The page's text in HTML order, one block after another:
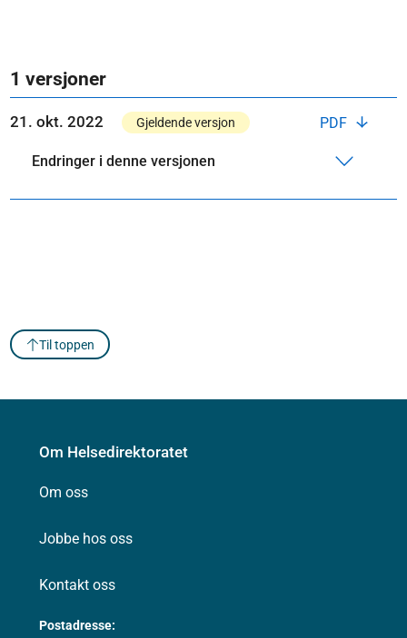
1 versjoner
PDF
21. okt. 2022 Gjeldende versjon
Endringer i denne versjonen
Til toppen
Om Helsedirektoratet
Om oss
Jobbe hos oss
Kontakt oss
Postadresse: